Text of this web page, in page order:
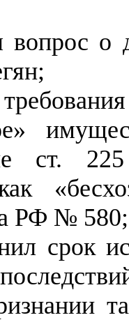
вопрос о
ст.
РФ № 580;
срок